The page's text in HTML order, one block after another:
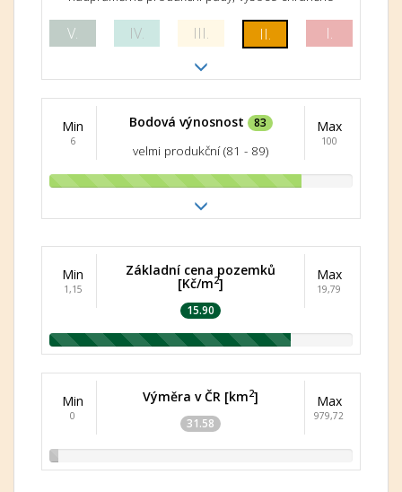
V. IV. III. II. I.
Min
6
Bodová výnosnost 83
velmi produkční (81 - 89)
Max
100
Min
1,15
Základní cena pozemků
[Kč/m2]
15.90
Max
19,79
Min
0
Výměra v ČR [km2]
31.58
Max
979,72